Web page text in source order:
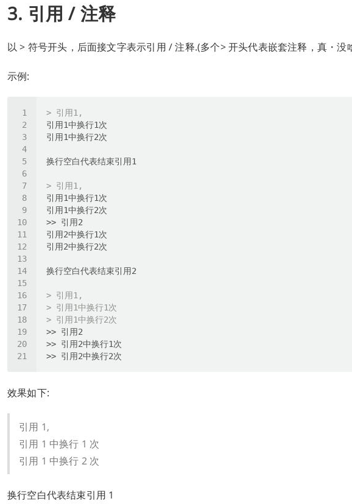
3. 引用 / 注释
以 > 符号开头，后面接文字表示引用 / 注释.(多个> 开头代表嵌套注释，真・没
示例:
> 引用1,
> 引用1,
> 引用1,
> 引用1中换行1次
> 引用1中换行2次
效果如下:
引用 1,
引用 1 中换行 1 次
引用 1 中换行 2 次
换行空白代表结束引用 1